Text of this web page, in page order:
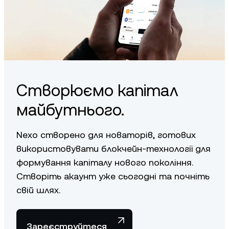
Створюємо капітал
майбутнього.
Nexo створено для новаторів, готових
використовувати блокчейн-технології для
формування капіталу нового покоління.
Створіть акаунт уже сьогодні та почніть
свій шлях.
Зареєструйтеся